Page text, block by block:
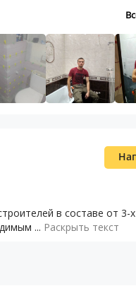
в составе от 3-х
... Раскрыть текст